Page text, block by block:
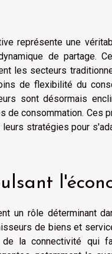
représente une
de partage.
les secteurs
de flexibilité du
sont désormais
de consommation. Ces
stratégies pour
un rôle déterminant
de biens et
la connectivité qui